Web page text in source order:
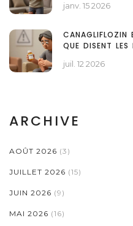
janv. 15 2026
CANAGLIFLOZIN
QUE DISENT LES
juil. 12 2026
ARCHIVE
AOÛT 2026 (3)
JUILLET 2026 (15)
JUIN 2026 (9)
MAI 2026 (16)